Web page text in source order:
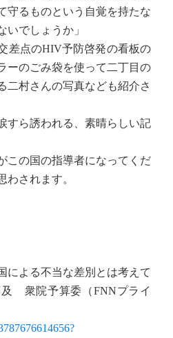
守るものという自覚を持たな
いでしょうか」
差点のHIV予防啓発の看板の
ーのごみ袋を使って二丁目の
二村さんの写真なども紹介さ
すら誘われる、素晴らしい記
この国の指導者になってくだ
されます。
による不当な差別とは考えて
衆院予算委（FNNプライ